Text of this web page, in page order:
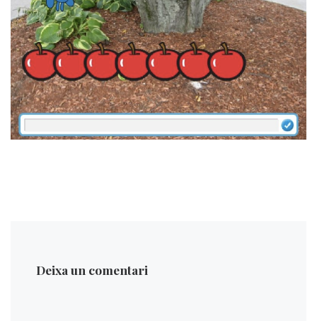
Deixa un comentari